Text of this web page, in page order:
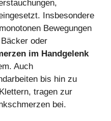
Insbesondere
Bewegungen
oder
im Handgelenk
Auch
bis hin zu
tragen zur
bei.